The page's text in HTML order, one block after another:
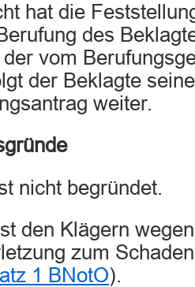
hat die
des
vom
der Beklagte
weiter.
nicht begründet.
den Klägern wegen
zum
1 BNotO).